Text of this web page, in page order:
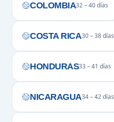
COLOMBIA32 – 40 días
COSTA RICA30 – 38 días
HONDURAS33 – 41 días
NICARAGUA34 – 42 días